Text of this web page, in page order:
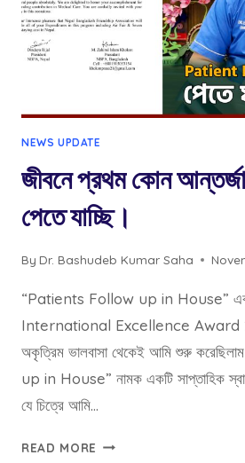
NEWS UPDATE
জীবনে প্রথম কোন
পেতে যাচ্ছি।
By Dr. Bashudeb Kumar Saha
“Patients Follow up in House”
International Excellence Award
অকৃত্রিম ভালবাসা থেকেই আমি শুরু
up in House” নামক একটি সাপ্তাহিক
যে চিত্রে আমি…
READ MORE জীবনে